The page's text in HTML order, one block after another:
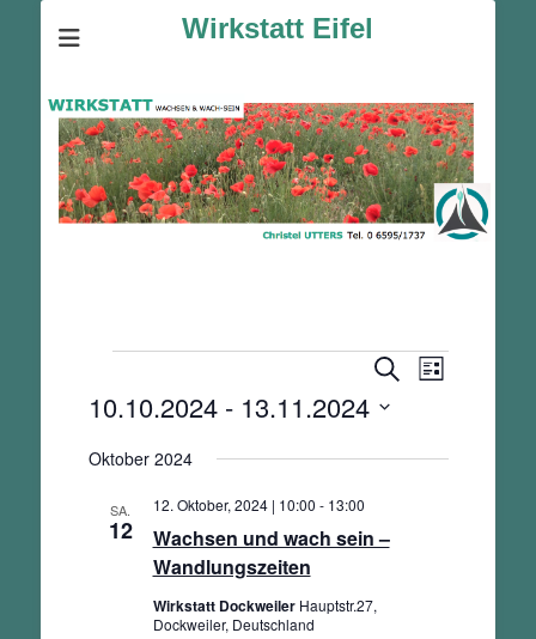
Wirkstatt Eifel
und
Suche
Ansichten-
Liste
10.10.2024 - 13.11.2024
wählen.
Oktober 2024
SA.
12
Wachsen und wach sein –
Wandlungszeiten
12. Oktober, 2024 | 10:00 - 13:00
Wirkstatt Dockweiler Hauptstr.27,
Dockweiler, Deutschland